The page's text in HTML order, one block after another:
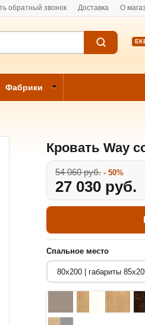
обратный звонок Доставка О
Фабрики
Кровать Way
54 060 руб. - 50%
27 030 руб.
Спальное место